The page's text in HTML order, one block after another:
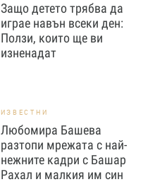
Защо детето трябва да
играе навън всеки ден:
Ползи, които ще ви
изненадат
ИЗВЕСТНИ
Любомира Башева
разтопи мрежата с най-
нежните кадри с Башар
Рахал и малкия им син